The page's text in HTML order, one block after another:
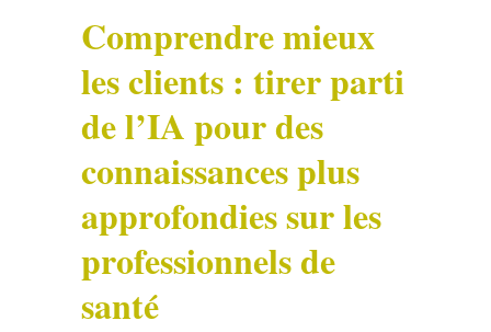
Comprendre mieux
les clients : tirer parti
de l’IA pour des
connaissances plus
approfondies sur les
professionnels de
santé